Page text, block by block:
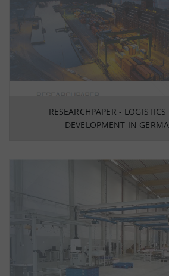
RESEARCHPAPER - LOGISTICS
DEVELOPMENT IN